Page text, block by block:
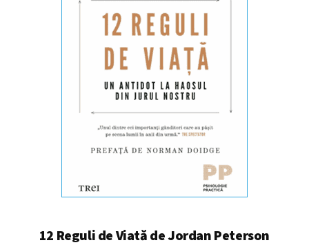
12 Reguli de Viată de Jordan Peterson